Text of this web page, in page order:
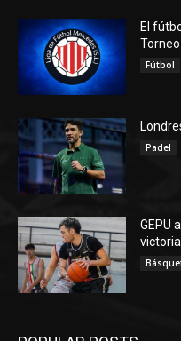
El
Fútbol
Padel
GEPU